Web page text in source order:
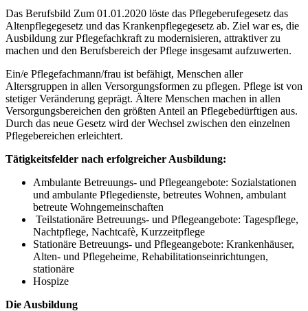
Das Berufsbild Zum 01.01.2020 löste das Pflegeberufegesetz das
Altenpflegegesetz und das Krankenpflegegesetz ab. Ziel war es, die
Ausbildung zur Pflegefachkraft zu modernisieren, attraktiver zu
machen und den Berufsbereich der Pflege insgesamt aufzuwerten.
Ein/e Pflegefachmann/frau ist befähigt, Menschen aller
Altersgruppen in allen Versorgungsformen zu pflegen. Pflege ist von
stetiger Veränderung geprägt. Ältere Menschen machen in allen
Versorgungsbereichen den größten Anteil an Pflegebedürftigen aus.
Durch das neue Gesetz wird der Wechsel zwischen den einzelnen
Pflegebereichen erleichtert.
Tätigkeitsfelder nach erfolgreicher Ausbildung:
Ambulante Betreuungs- und Pflegeangebote: Sozialstationen
und ambulante Pflegedienste, betreutes Wohnen, ambulant
betreute Wohngemeinschaften
Teilstationäre Betreuungs- und Pflegeangebote: Tagespflege,
Nachtpflege, Nachtcafè, Kurzzeitpflege
Stationäre Betreuungs- und Pflegeangebote: Krankenhäuser,
Alten- und Pflegeheime, Rehabilitationseinrichtungen,
stationäre
Hospize
Die Ausbildung